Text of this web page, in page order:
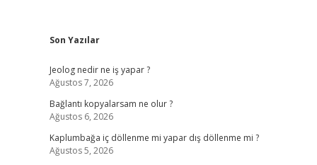
Sidebar
Son Yazılar
Jeolog nedir ne iş yapar ?
Ağustos 7, 2026
Bağlantı kopyalarsam ne olur ?
Ağustos 6, 2026
Kaplumbağa iç döllenme mi yapar dış döllenme mi ?
Ağustos 5, 2026